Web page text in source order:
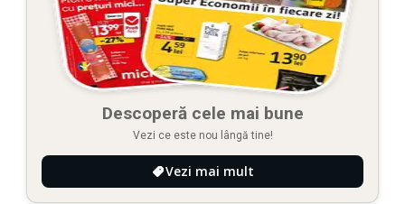
Descoperă cele mai bune
Vezi ce este nou lângă tine!
Vezi mai mult